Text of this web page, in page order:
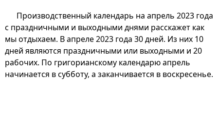
Производственный календарь на апрель 2023 года
с праздничными и выходными днями расскажет как
мы отдыхаем. В апреле 2023 года 30 дней. Из них 10
дней являются праздничными или выходными и 20
рабочих. По григорианскому календарю апрель
начинается в субботу, а заканчивается в воскресенье.